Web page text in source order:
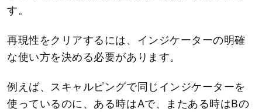
す。
再現性をクリアするには、インジケーターの明確
な使い方を決める必要があります。
例えば、スキャルピングで同じインジケーターを
使っているのに、ある時はAで、またある時はBの